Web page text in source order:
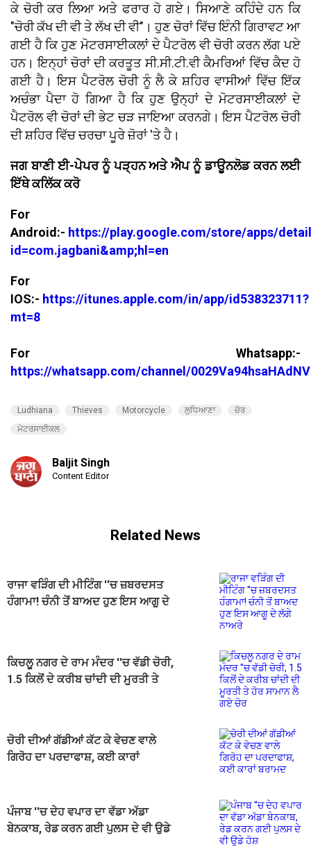
ਕੇ ਚੋਰੀ ਕਰ ਲਿਆ ਅਤੇ ਫਰਾਰ ਹੋ ਗਏ। ਸਿਆਣੇ ਕਹਿੰਦੇ ਹਨ ਕਿ
"ਚੋਰੀ ਕੱਖ ਦੀ ਵੀ ਤੇ ਲੱਖ ਦੀ ਵੀ"। ਹੁਣ ਚੋਰਾਂ ਵਿੱਚ ਇੰਨੀ ਗਿਰਾਵਟ ਆ
ਗਈ ਹੈ ਕਿ ਹੁਣ ਮੋਟਰਸਾਈਕਲਾਂ ਦੇ ਪੈਟਰੋਲ ਵੀ ਚੋਰੀ ਕਰਨ ਲੱਗ ਪਏ
ਹਨ। ਇਨ੍ਹਾਂ ਚੋਰਾਂ ਦੀ ਕਰਤੂਤ ਸੀ.ਸੀ.ਟੀ.ਵੀ ਕੈਮਰਿਆਂ ਵਿੱਚ ਕੈਦ ਹੋ
ਗਈ ਹੈ। ਇਸ ਪੈਟਰੋਲ ਚੋਰੀ ਨੂੰ ਲੈ ਕੇ ਸ਼ਹਿਰ ਵਾਸੀਆਂ ਵਿੱਚ ਇੱਕ
ਅਚੰਭਾ ਪੈਦਾ ਹੋ ਗਿਆ ਹੈ ਕਿ ਹੁਣ ਉਨ੍ਹਾਂ ਦੇ ਮੋਟਰਸਾਈਕਲਾਂ ਦੇ
ਪੈਟਰੋਲ ਵੀ ਚੋਰਾਂ ਦੀ ਭੇਟ ਚੜ ਜਾਇਆ ਕਰਨਗੇ। ਇਸ ਪੈਟਰੋਲ ਚੋਰੀ
ਦੀ ਸ਼ਹਿਰ ਵਿੱਚ ਚਰਚਾ ਪੂਰੇ ਜ਼ੋਰਾਂ 'ਤੇ ਹੈ।
ਜਗ ਬਾਣੀ ਈ-ਪੇਪਰ ਨੂੰ ਪੜ੍ਹਨ ਅਤੇ ਐਪ ਨੂੰ ਡਾਊਨਲੋਡ ਕਰਨ ਲਈ
ਇੱਥੇ ਕਲਿੱਕ ਕਰੋ
For
Android:- https://play.google.com/store/apps/
id=com.jagbani&amp;hl=en
For
IOS:- https://itunes.apple.com/in/app/id538323711?
mt=8
For Whatsapp:-
https://whatsapp.com/channel/
Ludhiana Thieves Motorcycle ਲੁਧਿਆਣਾ
ਚੋਰ
ਮੋਟਰਸਾਈਕਲ
Baljit Singh
Content Editor
Related News
ਰਾਜਾ ਵੜਿੰਗ ਦੀ ਮੀਟਿੰਗ ''ਚ ਜ਼ਬਰਦਸਤ
ਹੰਗਾਮਾ! ਚੰਨੀ ਤੋਂ ਬਾਅਦ ਹੁਣ ਇਸ ਆਗੂ ਦੇ
ਕਿਚਲੂ ਨਗਰ ਦੇ ਰਾਮ ਮੰਦਰ ''ਚ ਵੱਡੀ ਚੋਰੀ,
1.5 ਕਿਲੋਂ ਦੇ ਕਰੀਬ ਚਾਂਦੀ ਦੀ ਮੂਰਤੀ ਤੇ
ਚੋਰੀ ਦੀਆਂ ਗੱਡੀਆਂ ਕੱਟ ਕੇ ਵੇਚਣ ਵਾਲੇ
ਗਿਰੋਹ ਦਾ ਪਰਦਾਫਾਸ਼, ਕਈ ਕਾਰਾਂ
ਪੰਜਾਬ ''ਚ ਦੇਹ ਵਪਾਰ ਦਾ ਵੱਡਾ ਅੱਡਾ
ਬੇਨਕਾਬ, ਰੇਡ ਕਰਨ ਗਈ ਪੁਲਸ ਦੇ ਵੀ ਉਡੇ